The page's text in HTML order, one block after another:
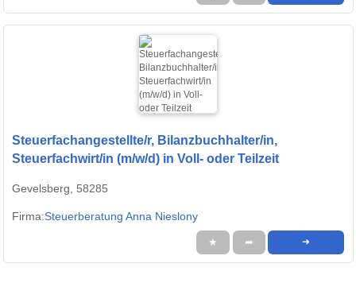
Steuerfachangestellte/r, Bilanzbuchhalter/in,
Steuerfachwirt/in (m/w/d) in Voll- oder Teilzeit
Gevelsberg, 58285
Firma:Steuerberatung Anna Nieslony
★ ➦ ➜